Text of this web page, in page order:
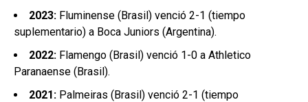
2023: Fluminense (Brasil) venció 2-1 (tiempo
suplementario) a Boca Juniors (Argentina).
2022: Flamengo (Brasil) venció 1-0 a Athletico
Paranaense (Brasil).
2021: Palmeiras (Brasil) venció 2-1 (tiempo